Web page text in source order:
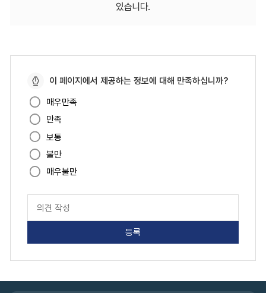
있습니다.
페
이
지
만
족
도
이 페이지에서 제공하는 정보에 대해 만족하십니까?
매우만족
만족
보통
불만
매우불만